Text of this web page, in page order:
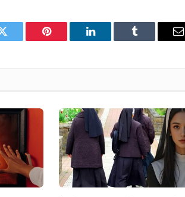
Twitter Pinterest LinkedIn Tumblr